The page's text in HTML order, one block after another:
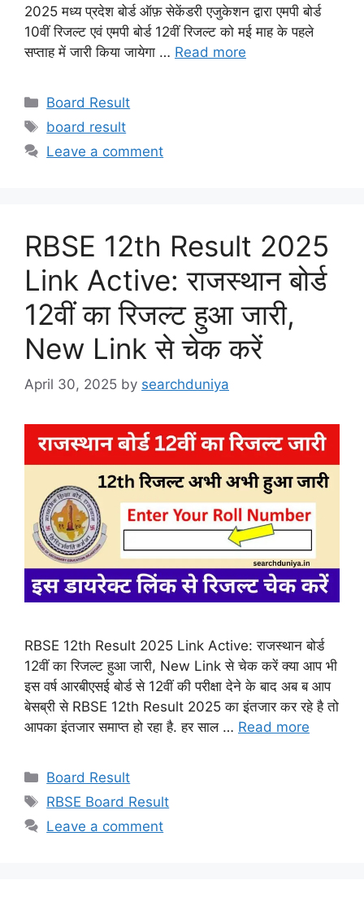
2025 मध्य प्रदेश बोर्ड ऑफ़ सेकेंडरी एजुकेशन द्वारा एमपी बोर्ड
10वीं रिजल्ट एवं एमपी बोर्ड 12वीं रिजल्ट को मई माह के पहले
सप्ताह में जारी किया जायेगा … Read more
Categories
Board Result
Tags
board result
Leave a comment
RBSE 12th Result 2025
Link Active: राजस्थान बोर्ड
12वीं का रिजल्ट हुआ जारी,
New Link से चेक करें
April 30, 2025 by searchduniya
RBSE 12th Result 2025 Link Active: राजस्थान बोर्ड
12वीं का रिजल्ट हुआ जारी, New Link से चेक करें क्या आप भी
इस वर्ष आरबीएसई बोर्ड से 12वीं की परीक्षा देने के बाद अब ब आप
बेसब्री से RBSE 12th Result 2025 का इंतजार कर रहे है तो
आपका इंतजार समाप्त हो रहा है. हर साल … Read more
Categories
Board Result
Tags
RBSE Board Result
Leave a comment